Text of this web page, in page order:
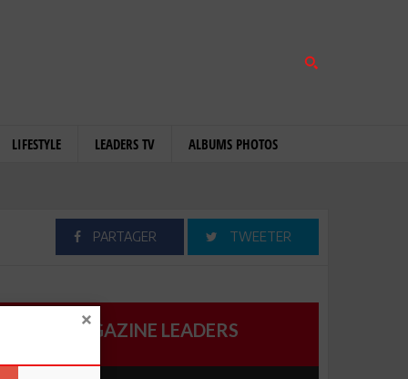
LIFESTYLE LEADERS TV ALBUMS PHOTOS
PARTAGER TWEETER
MAGAZINE LEADERS